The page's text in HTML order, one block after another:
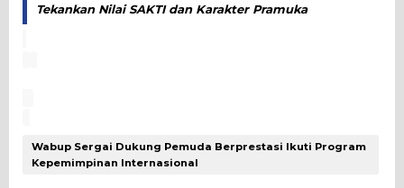
Tekankan Nilai SAKTI dan Karakter Pramuka
Wabup Sergai Dukung Pemuda Berprestasi Ikuti Program
Kepemimpinan Internasional